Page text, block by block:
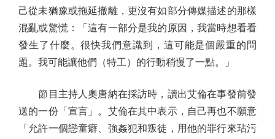
己從未猶豫或拖延撤離，更沒有如部分傳媒描述的那樣
混亂或驚慌：「這有一部分是我的原因，我當時想看看
發生了什麼。很快我們意識到，這可能是個嚴重的問
題。我可能讓他們（特工）的行動稍慢了一點。」
節目主持人奧唐納在採訪時，讀出艾倫在事發前發
送的一份「宣言」。艾倫在其中表示，自己再也不願意
「允許一個戀童癖、強姦犯和叛徒，用他的罪行來玷污